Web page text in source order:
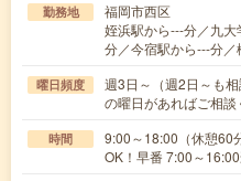
勤務地
福岡市西区
姪浜駅から---分／九
分／今宿駅から---分
曜日頻度
週3日～（週2日～も
の曜日があればご相談
時間
9:00～18:00（休憩60
OK！早番 7:00～